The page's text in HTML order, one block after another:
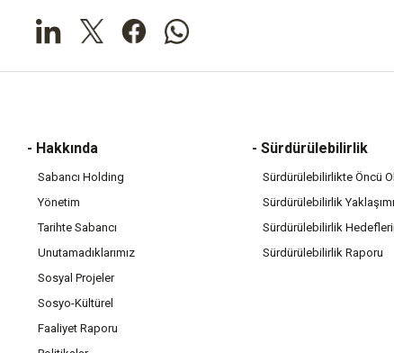
- Hakkında
Sabancı Holding
Yönetim
Tarihte Sabancı
Unutamadıklarımız
Sosyal Projeler
Sosyo-Kültürel
Faaliyet Raporu
- Sürdürülebilirlik
Sürdürülebilirlikte Öncü
Sürdürülebilirlik
Sürdürülebilirlik
Sürdürülebilirlik Raporu